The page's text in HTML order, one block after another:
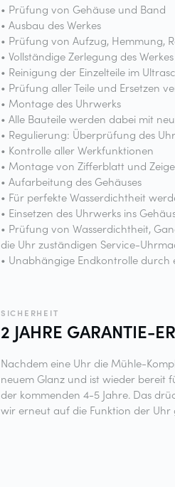
• Prüfung von Gehäuse und Band
• Ausbau des Werkes
• Prüfung von Aufzug, Hemmung,
• Vollständige Zerlegung des
• Reinigung der Einzelteile im
• Prüfung aller Teile und Ersetzen
• Montage des Uhrwerks
• Alle Bauteile werden dabei mit
• Regulierung: Überprüfung des
• Kontrolle aller Werkfunktionen
• Montage von Zifferblatt und
• Aufarbeitung des Gehäuses
• Für perfekte Wasserdichtheit
• Einsetzen des Uhrwerks ins
• Prüfung von Wasserdichtheit,
die Uhr zuständigen Service-
• Unabhängige Endkontrolle
SICHERHEIT
2 JAHRE GARANTIE-
Nachdem eine Uhr die Mühle-
neuem Glanz und ist wieder bereit
der kommenden 4-5 Jahre. Das
wir erneut auf die Funktion der Uhr